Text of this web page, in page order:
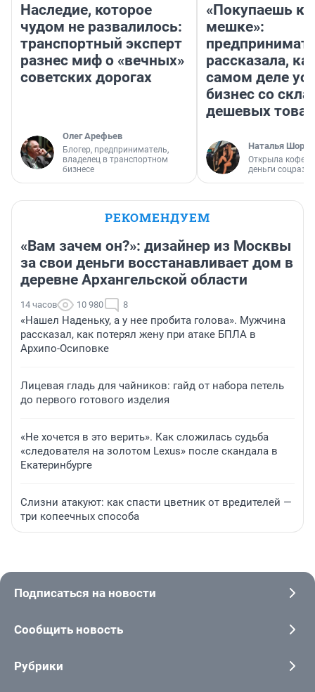
Наследие, которое
чудом не развалилось:
транспортный эксперт
разнес миф о «вечных»
советских дорогах
Олег Арефьев
Блогер, предприниматель,
владелец в транспортном
бизнесе
«Покупаешь
мешке»:
рассказала,
самом деле
бизнес со
дешевых
Наталья
Открыла
деньги
РЕКОМЕНДУЕМ
«Вам зачем он?»: дизайнер из Москвы
за свои деньги восстанавливает дом в
деревне Архангельской области
14 часов 10 980 8
«Нашел Наденьку, а у нее пробита голова». Мужчина
рассказал, как потерял жену при атаке БПЛА в
Архипо-Осиповке
Лицевая гладь для чайников: гайд от набора петель
до первого готового изделия
«Не хочется в это верить». Как сложилась судьба
«следователя на золотом Lexus» после скандала в
Екатеринбурге
Слизни атакуют: как спасти цветник от вредителей —
три копеечных способа
Подписаться на новости
Сообщить новость
Рубрики